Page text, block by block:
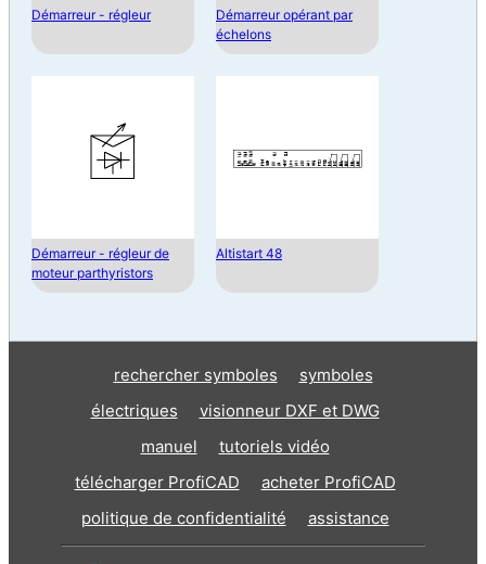
Démarreur - régleur
Démarreur opérant par
échelons
Démarreur - régleur de
moteur parthyristors
Altistart 48
rechercher symboles
symboles
électriques
visionneur DXF et DWG
manuel
tutoriels vidéo
télécharger ProfiCAD
acheter ProfiCAD
politique de confidentialité
assistance